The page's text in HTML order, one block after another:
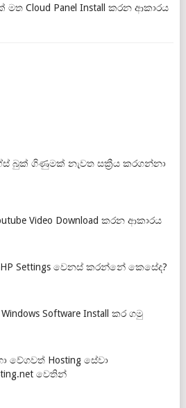
මත Cloud Panel Install කරන ආකාරය
බුක් ගිණුමක් නැවත සක්‍රීය කරගන්නා
Video Download කරන ආකාරය
Settings වෙනස් කරන්නේ කෙසේද?
Software Install කර ගමු
වේගවත් Hosting සේවා
වෙතින්